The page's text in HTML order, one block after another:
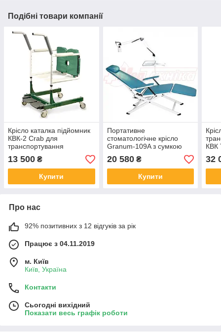
Подібні товари компанії
Крісло каталка підйомник
КВК-2 Crab для
транспортування
13 500 ₴
Купити
Портативне
стоматологічне крісло
Granum-109A з сумкою
20 580₴
Купити
КВК
32
Про нас
92% позитивних з 12 відгуків за рік
Працює з 04.11.2019
м. Київ
Київ, Україна
Контакти
Сьогодні вихідний
Показати весь графік роботи